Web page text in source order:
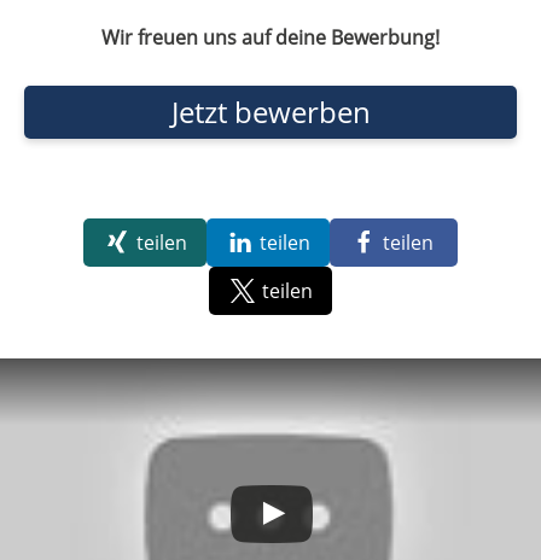
Wir freuen uns auf deine Bewerbung!
Jetzt bewerben
teilen teilen
teilen
teilen